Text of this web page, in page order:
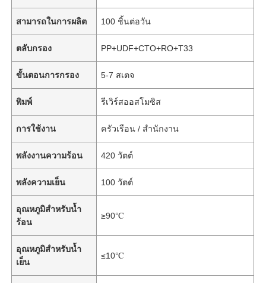
สามารถในการผลิต 100 ชิ้นต่อวัน
ตลับกรอง PP+UDF+CTO+RO+T33
ขั้นตอนการกรอง 5-7 สเตจ
พิมพ์ รีเวิร์สออสโมซิส
การใช้งาน ครัวเรือน / สำนักงาน
พลังงานความร้อน 420 วัตต์
พลังความเย็น 100 วัตต์
อุณหภูมิสำหรับน้ำ
ร้อน
≥90℃
อุณหภูมิสำหรับน้ำ
เย็น
≤10℃